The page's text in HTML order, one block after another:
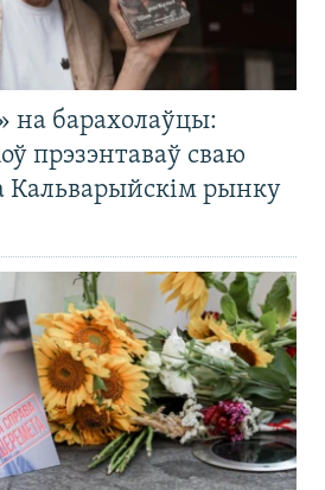
на барахолаўцы:
прэзэнтаваў сваю
Кальварыйскім рынку